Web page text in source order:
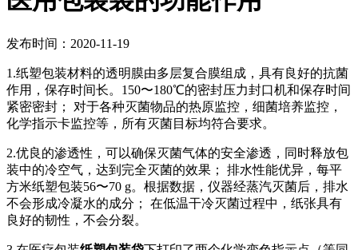
发布时间：2020-11-19
1.纸塑包装材料的透明膜由多层复合膜组成，具有良好的抗菌
作用，保存时间长。150〜180℃的密封压力封口机和保存时间
紧密密封； 对于各种灭菌物品的热原监控，细菌培养监控，
化学指示卡监控等，所有灭菌目标均符合要求。
2.优良的渗透性，可以确保灭菌气体的安全渗透，同时释放包
装中的冷空气，达到完全灭菌的效果； 排水性能优异，每平
方米纸塑包装56〜70 g。根据数据，仪器经蒸汽灭菌后，排水
不会形成冷凝水的成分； 在低温干冷灭菌过程中，纸张具有
良好的韧性，不会分裂。